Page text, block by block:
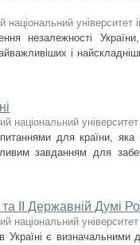
національний університет
незалежності
і
національний університет
для країни, яка
завданням для
ІІ Державній Думі
національний університет
Україні є визначальними